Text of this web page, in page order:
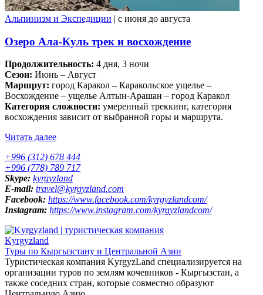
Альпинизм и Экспедиции | c июня до августа
Озеро Ала-Куль трек и восхождение
Продолжительность: 4 дня, 3 ночи
Сезон: Июнь – Август
Маршрут: город Каракол – Каракольское ущелье –
Восхождение – ущелье Алтын-Арашан – город Каракол
Категория сложности: умеренный треккинг, категория
восхождения зависит от выбранной горы и маршрута.
Читать далее
+996 (312) 678 444
+996 (778) 789 717
Skype: kyrgyzland
E-mail: travel@kyrgyzland.com
Facebook: https://www.facebook.com/kyrgyzlandcom/
Instagram: https://www.instagram.com/kyrgyzlandcom/
Kyrgyzland
Туры по Кыргызстану и Центральной Азии
Туристическая компания KyrgyzLand специализируется на
организации туров по землям кочевников - Кыргызстан, а
также соседних стран, которые совместно образуют